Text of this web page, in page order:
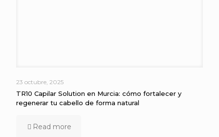
23 octubre, 2025
TR10 Capilar Solution en Murcia: cómo fortalecer y
regenerar tu cabello de forma natural
Read more